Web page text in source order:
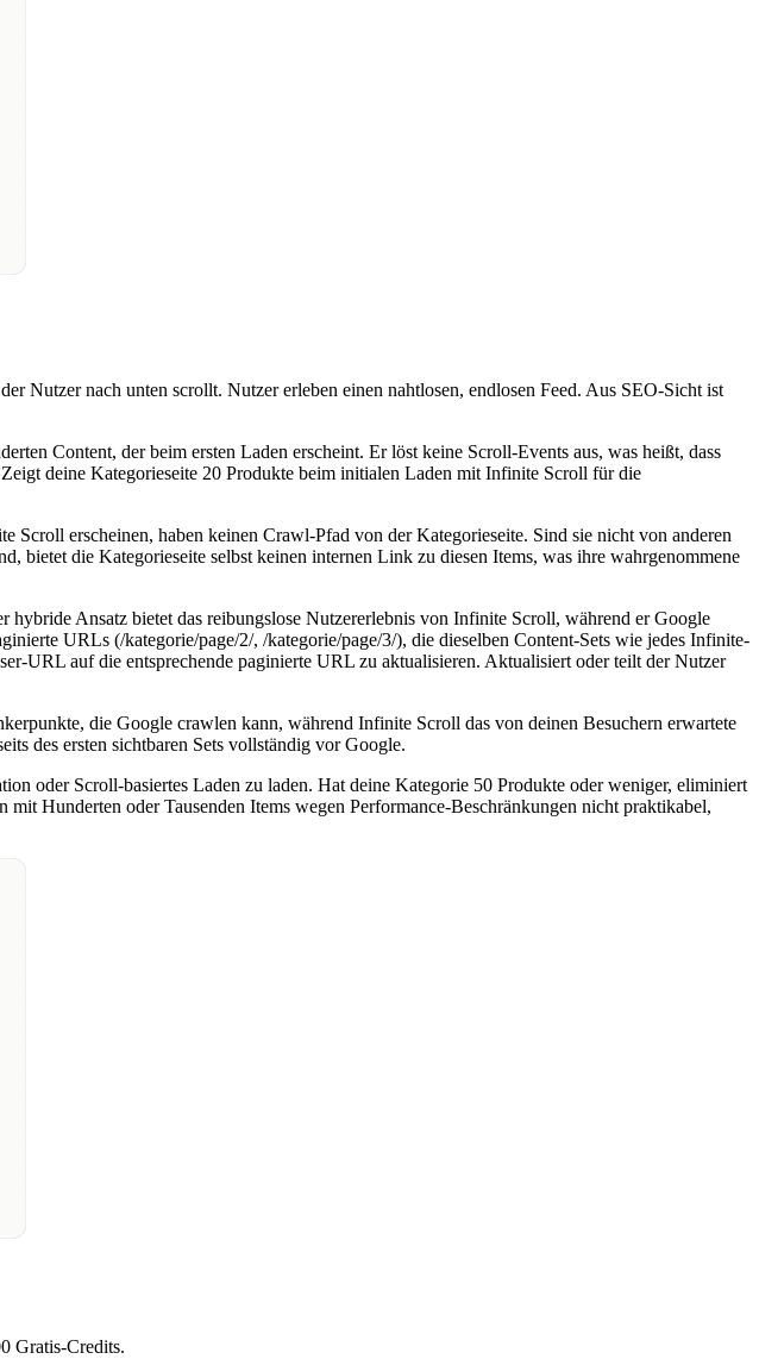
Nutzer nach unten scrollt. Nutzer erleben einen nahtlosen, endlosen Feed. Aus SEO-Sicht ist
Content, der beim ersten Laden erscheint. Er löst keine Scroll-Events aus, was heißt, dass
deine Kategorieseite 20 Produkte beim initialen Laden mit Infinite Scroll für die
erscheinen, haben keinen Crawl-Pfad von der Kategorieseite. Sind sie nicht von anderen
bietet die Kategorieseite selbst keinen internen Link zu diesen Items, was ihre wahrgenommene
Ansatz bietet das reibungslose Nutzererlebnis von Infinite Scroll, während er Google
URLs (/kategorie/page/2/, /kategorie/page/3/), die dieselben Content-Sets wie jedes Infinite-
URL auf die entsprechende paginierte URL zu aktualisieren. Aktualisiert oder teilt der Nutzer
die Google crawlen kann, während Infinite Scroll das von deinen Besuchern erwartete
des ersten sichtbaren Sets vollständig vor Google.
oder Scroll-basiertes Laden zu laden. Hat deine Kategorie 50 Produkte oder weniger, eliminiert
Hunderten oder Tausenden Items wegen Performance-Beschränkungen nicht praktikabel,
Gratis-Credits.